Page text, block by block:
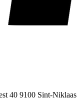
40 9100 Sint-Niklaas